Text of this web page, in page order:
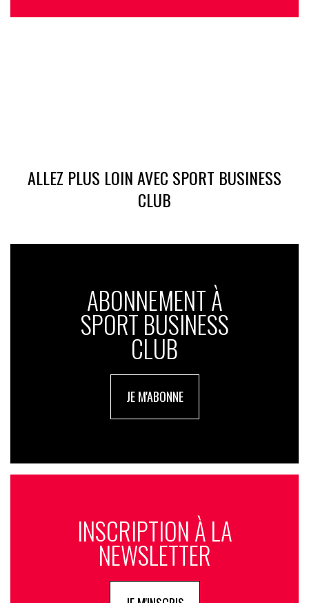
ALLEZ PLUS LOIN AVEC SPORT BUSINESS
CLUB
ABONNEMENT À
SPORT BUSINESS
CLUB
JE M'ABONNE
INSCRIPTION À LA
NEWSLETTER